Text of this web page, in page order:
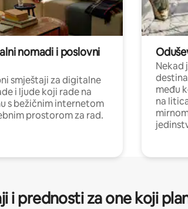
nomadi i poslovni
smještaji za digitalne
i ljude koji rade na
s bežičnim internetom
prostorom za rad.
Nekad
među
na
i prednosti za one koji